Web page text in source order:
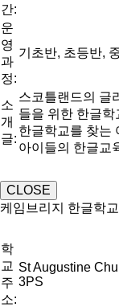
간:
운
영
과
정:
기초반, 초등반,
소
개
글:
스코틀랜드의 글
들을 위한 한글
한글학교를 찾는
아이들의 한글교
CLOSE
케임브리지 한글학
학
교
주
소:
St Augustine
3PS